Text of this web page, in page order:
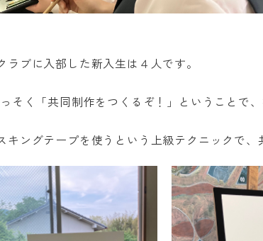
ラブに入部した新入生は４人です。
そく「共同制作をつくるぞ！」ということで、
キングテープを使うという上級テクニックで、